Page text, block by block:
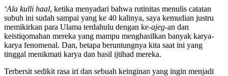
‘Ala kulli haal, ketika menyadari bahwa rutinitas menulis catatan
subuh ini sudah sampai yang ke 40 kalinya, saya kemudian justru
memikirkan para Ulama terdahulu dengan ke-ajeg-an dan
keistiqomahan mereka yang mampu menghasilkan banyak karya-
karya fenomenal. Dan, betapa beruntungnya kita saat ini yang
tinggal menikmati karya dan hasil ijtihad mereka.
Terbersit sedikit rasa iri dan sebuah keinginan yang ingin menjadi